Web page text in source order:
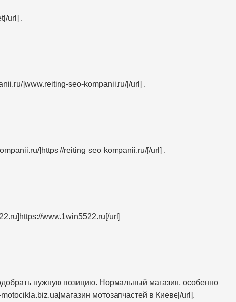
url] .
]www.reiting-seo-kompanii.ru/[/url] .
]https://reiting-seo-kompanii.ru/[/url] .
www.1win5522.ru[/url]
нужную позицию. Нормальный магазин, особенно
мотозапчастей в Киеве[/url].